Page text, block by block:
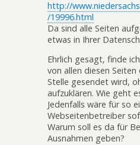
http://
/19996.html
Da sind alle Seiten
etwas in Ihrer
Ehrlich gesagt, finde
von allen diesen
Stelle gesendet wird,
aufzuklären. Wie geht
Jedenfalls wäre für so
Webseitenbetreiber
Warum soll es da für
Ausnahmen geben?